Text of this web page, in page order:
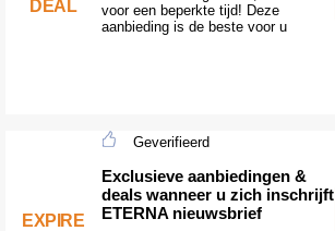
DEAL
voor een beperkte tijd! Deze
aanbieding is de beste voor u
EXPIRE
Geverifieerd
Exclusieve aanbiedingen &
deals wanneer u zich inschrijft
ETERNA nieuwsbrief